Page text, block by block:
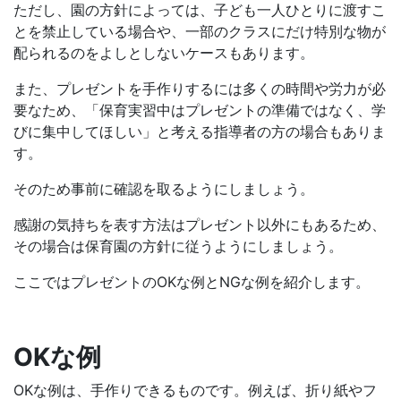
ただし、園の方針によっては、子ども一人ひとりに渡すこ
とを禁止している場合や、一部のクラスにだけ特別な物が
配られるのをよしとしないケースもあります。
また、プレゼントを手作りするには多くの時間や労力が必
要なため、「保育実習中はプレゼントの準備ではなく、学
びに集中してほしい」と考える指導者の方の場合もありま
す。
そのため事前に確認を取るようにしましょう。
感謝の気持ちを表す方法はプレゼント以外にもあるため、
その場合は保育園の方針に従うようにしましょう。
ここではプレゼントのOKな例とNGな例を紹介します。
OKな例
OKな例は、手作りできるものです。例えば、折り紙やフ